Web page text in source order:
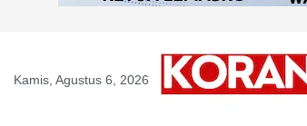
Kamis, Agustus 6, 2026